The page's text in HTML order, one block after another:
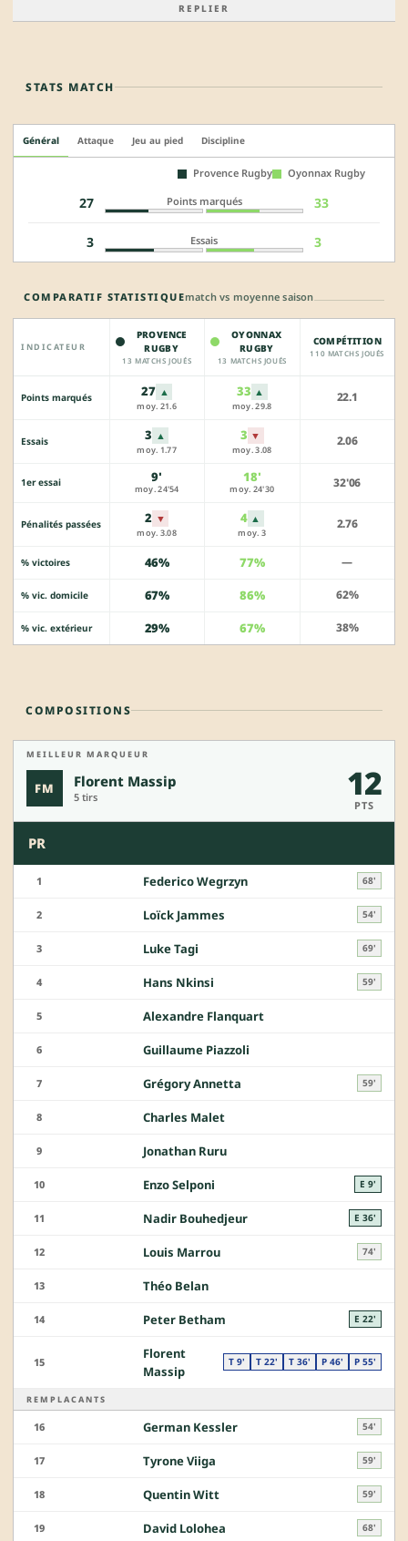
REPLIER
STATS MATCH
Général Attaque Jeu au pied Discipline
Provence Rugby Oyonnax Rugby
27 Points marqués 33
3 Essais 3
COMPARATIF STATISTIQUEmatch vs moyenne saison
INDICATEUR
PROVENCE
RUGBY
13 MATCHS JOUÉS
OYONNAX
RUGBY
13 MATCHS JOUÉS
COMPÉTITION
110 MATCHS JOUÉS
Points marqués 27 ▲
moy. 21.6
33 ▲
moy. 29.8
22.1
Essais 3 ▲
moy. 1.77
3 ▼
moy. 3.08
2.06
1er essai 9'
moy. 24'54
18'
moy. 24'30 32'06
Pénalités passées 2 ▼
moy. 3.08
4 ▲
moy. 3
2.76
% victoires 46% 77% —
% vic. domicile 67% 86% 62%
% vic. extérieur 29% 67% 38%
COMPOSITIONS
MEILLEUR MARQUEUR
FM Florent Massip
5 tirs 12
PTS
PR
1 Federico Wegrzyn 68'
2 Loïck Jammes 54'
3 Luke Tagi 69'
4 Hans Nkinsi 59'
5 Alexandre Flanquart
6 Guillaume Piazzoli
7 Grégory Annetta 59'
8 Charles Malet
9 Jonathan Ruru
10 Enzo Selponi E 9'
11 Nadir Bouhedjeur E 36'
12 Louis Marrou 74'
13 Théo Belan
14 Peter Betham E 22'
15
Florent
Massip
T 9' T 22' T 36' P 46' P 55'
REMPLACANTS
16 German Kessler 54'
17 Tyrone Viiga 59'
18 Quentin Witt 59'
19 David Lolohea 68'